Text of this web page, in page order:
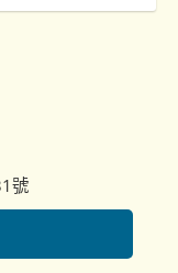
號